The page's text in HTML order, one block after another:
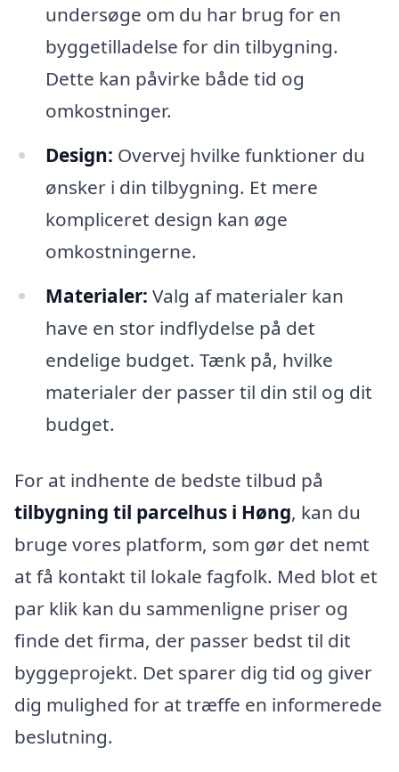
undersøge om du har brug for en
byggetilladelse for din tilbygning.
Dette kan påvirke både tid og
omkostninger.
Design: Overvej hvilke funktioner du
ønsker i din tilbygning. Et mere
kompliceret design kan øge
omkostningerne.
Materialer: Valg af materialer kan
have en stor indflydelse på det
endelige budget. Tænk på, hvilke
materialer der passer til din stil og dit
budget.
For at indhente de bedste tilbud på
tilbygning til parcelhus i Høng, kan du
bruge vores platform, som gør det nemt
at få kontakt til lokale fagfolk. Med blot et
par klik kan du sammenligne priser og
finde det firma, der passer bedst til dit
byggeprojekt. Det sparer dig tid og giver
dig mulighed for at træffe en informerede
beslutning.